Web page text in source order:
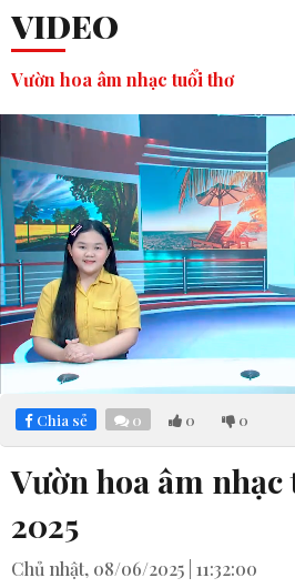
VIDEO
Vườn hoa âm nhạc tuổi thơ
Mute
2.81%
Chia sẻ 0 0 0
Vườn hoa âm
2025
Chủ nhật, 08/06/2025 | 11:32:00